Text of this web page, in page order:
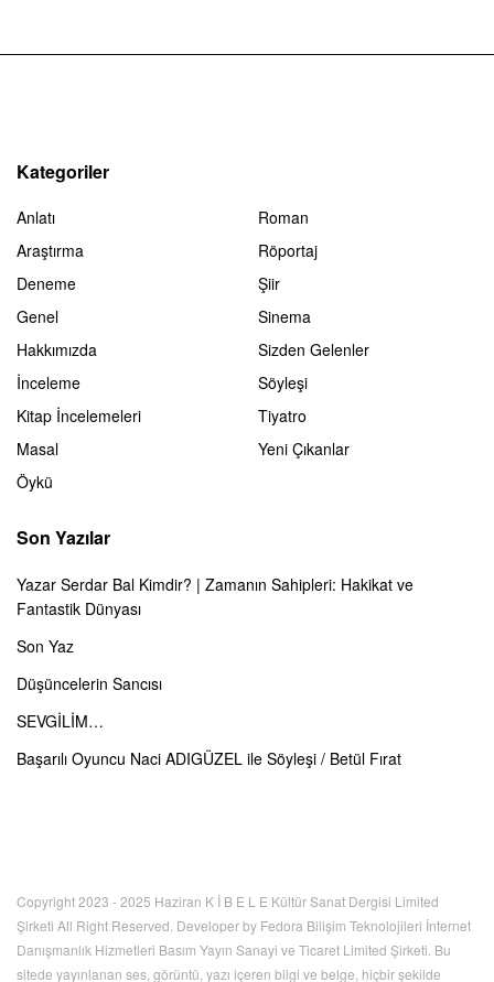
Kategoriler
Anlatı
Araştırma
Deneme
Genel
Hakkımızda
İnceleme
Kitap İncelemeleri
Masal
Öykü
Roman
Röportaj
Şiir
Sinema
Sizden Gelenler
Söyleşi
Tiyatro
Yeni Çıkanlar
Son Yazılar
Yazar Serdar Bal Kimdir? | Zamanın Sahipleri: Hakikat ve
Fantastik Dünyası
Son Yaz
Düşüncelerin Sancısı
SEVGİLİM…
Başarılı Oyuncu Naci ADIGÜZEL ile Söyleşi / Betül Fırat
Copyright 2023 - 2025 Haziran K İ B E L E Kültür Sanat Dergisi Limited
Şirketi All Right Reserved. Developer by Fedora Bilişim Teknolojileri İnternet
Danışmanlık Hizmetleri Basım Yayın Sanayi ve Ticaret Limited Şirketi. Bu
sitede yayınlanan ses, görüntü, yazı içeren bilgi ve belge, hiçbir şekilde